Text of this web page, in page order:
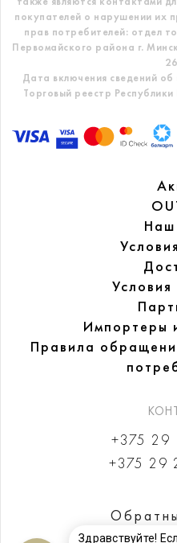
покупателей о нарушении их
прав потребителей: отдел
Первомайского района г.
Дата включения сведений
Торговый реестр
Наш
Условия
Импортеры
Правила
+375 29
+375 29
Здравствуйте!